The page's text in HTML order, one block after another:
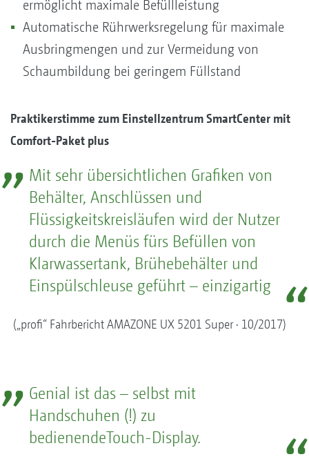
ermöglicht maximale Befüllleistung
Automatische Rührwerksregelung für maximale
Ausbringmengen und zur Vermeidung von
Schaumbildung bei geringem Füllstand
Praktikerstimme zum Einstellzentrum SmartCenter mit
Comfort-Paket plus
Mit sehr übersichtlichen Grafiken von
Behälter, Anschlüssen und
Flüssigkeitskreisläufen wird der Nutzer
durch die Menüs fürs Befüllen von
Klarwassertank, Brühebehälter und
Einspülschleuse geführt – einzigartig
(„profi“ Fahrbericht AMAZONE UX 5201 Super · 10/2017)
Genial ist das – selbst mit
Handschuhen (!) zu
bedienendeTouch-Display.